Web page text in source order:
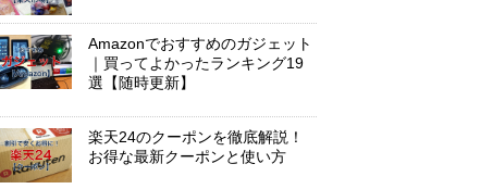
Amazonでおすすめのガジェット
｜買ってよかったランキング19
選【随時更新】
楽天24のクーポンを徹底解説！
お得な最新クーポンと使い方